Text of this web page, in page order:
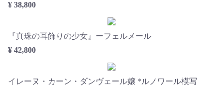
¥ 38,800
『真珠の耳飾りの少女』ーフェルメール
¥ 42,800
イレーヌ・カーン・ダンヴェール嬢 *ルノワール模写